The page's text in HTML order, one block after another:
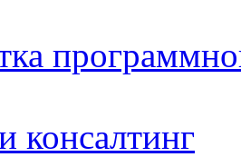
консалтинг